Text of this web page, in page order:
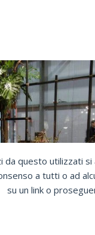
questo utilizzati si
a tutti o ad
su un link o